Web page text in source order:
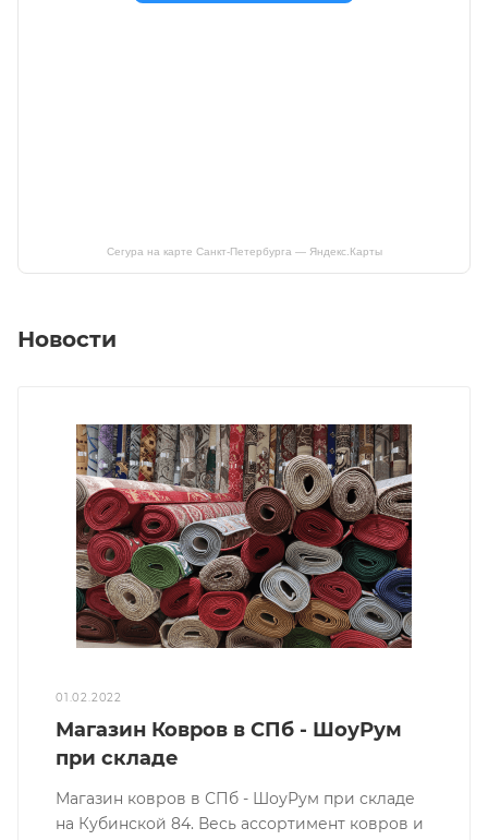
Сегура на карте Санкт‑Петербурга — Яндекс.Карты
Новости
01.02.2022
Магазин Ковров в СПб - ШоуРум
при складе
Магазин ковров в СПб - ШоуРум при складе
на Кубинской 84. Весь ассортимент ковров и